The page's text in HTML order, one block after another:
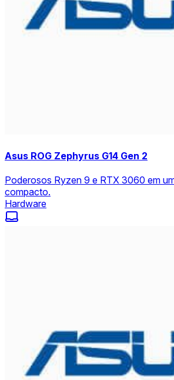
Asus ROG Zephyrus G14 Gen 2
Poderosos Ryzen 9 e RTX 3060 em
compacto.
Hardware